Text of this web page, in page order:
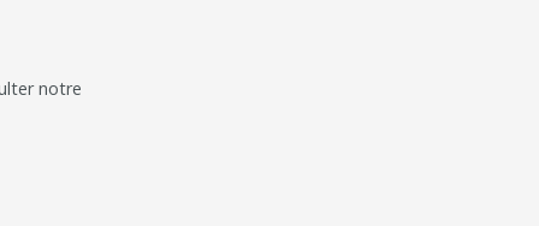
notre